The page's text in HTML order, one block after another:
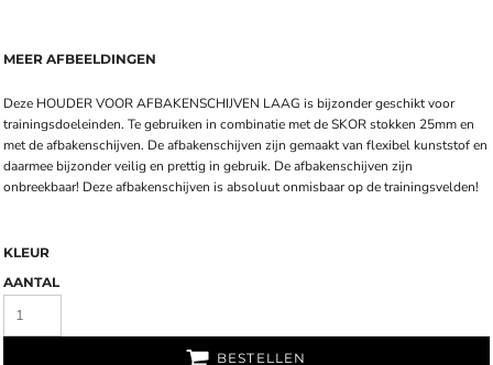
MEER AFBEELDINGEN
Deze HOUDER VOOR AFBAKENSCHIJVEN LAAG is bijzonder geschikt voor
trainingsdoeleinden. Te gebruiken in combinatie met de SKOR stokken 25mm en
met de afbakenschijven. De afbakenschijven zijn gemaakt van flexibel kunststof en
daarmee bijzonder veilig en prettig in gebruik. De afbakenschijven zijn
onbreekbaar! Deze afbakenschijven is absoluut onmisbaar op de trainingsvelden!
KLEUR
AANTAL
BESTELLEN